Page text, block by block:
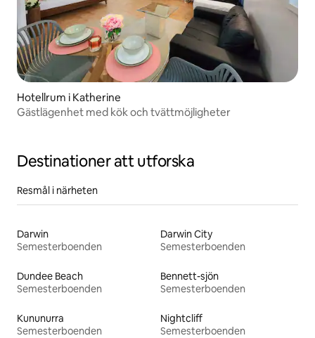
Hotellrum i Katherine
Gästlägenhet med kök och tvättmöjligheter
Destinationer att utforska
Resmål i närheten
Darwin
Semesterboenden
Darwin City
Semesterboenden
Dundee Beach
Semesterboenden
Bennett-sjön
Semesterboenden
Kununurra
Semesterboenden
Nightcliff
Semesterboenden